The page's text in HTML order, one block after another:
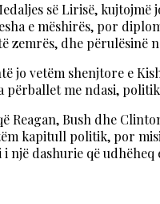
së Lirisë,
e mëshirës, por
zemrës, dhe përulësinë
jo vetëm shenjtore e
përballet me ndasi,
Reagan, Bush dhe
kapitull politik, por
një dashurie që